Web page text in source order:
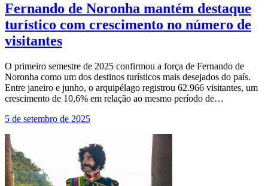
Fernando de Noronha mantém destaque
turístico com crescimento no número de
visitantes
O primeiro semestre de 2025 confirmou a força de Fernando de
Noronha como um dos destinos turísticos mais desejados do país.
Entre janeiro e junho, o arquipélago registrou 62.966 visitantes, um
crescimento de 10,6% em relação ao mesmo período de…
5 de setembro de 2025